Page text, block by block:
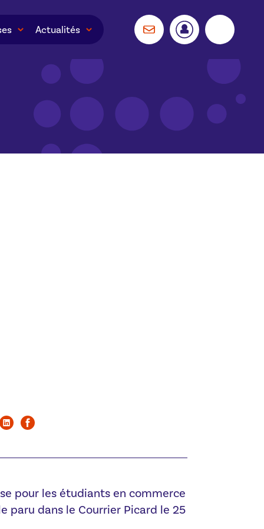
Actualités
pour les étudiants en commerce
paru dans le Courrier Picard le 25